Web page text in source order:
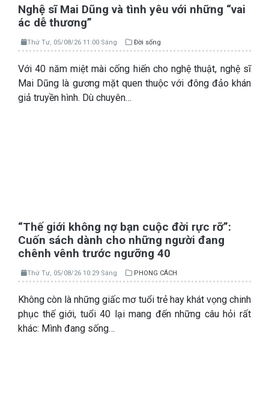
Nghệ sĩ Mai Dũng và tình yêu với những “vai
ác dễ thương”
Thứ Tư, 05/08/26 11:00 Sáng Đời sống
Với 40 năm miệt mài cống hiến cho nghệ thuật, nghệ sĩ
Mai Dũng là gương mặt quen thuộc với đông đảo khán
giả truyền hình. Dù chuyên…
“Thế giới không nợ bạn cuộc đời rực rỡ”:
Cuốn sách dành cho những người đang
chênh vênh trước ngưỡng 40
Thứ Tư, 05/08/26 10:29 Sáng PHONG CÁCH
Không còn là những giấc mơ tuổi trẻ hay khát vọng chinh
phục thế giới, tuổi 40 lại mang đến những câu hỏi rất
khác: Mình đang sống…